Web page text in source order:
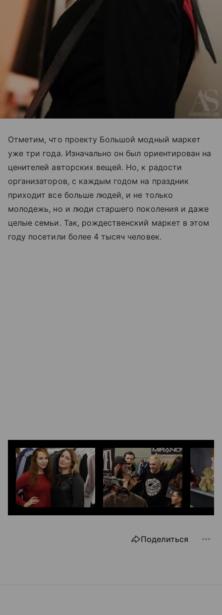
Отметим, что проекту Большой модный маркет
уже три года. Изначально он был ориентирован на
ценителей авторских вещей. Но, к радости
организаторов, с каждым годом на праздник
приходит все больше людей, и не только
молодежь, но и люди старшего поколения и даже
целые семьи. Так, рождественский маркет в этом
году посетили более 4 тысяч человек.
Поделиться